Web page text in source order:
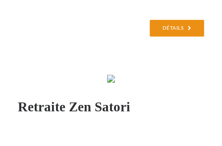
DÉTAILS
Retraite Zen Satori